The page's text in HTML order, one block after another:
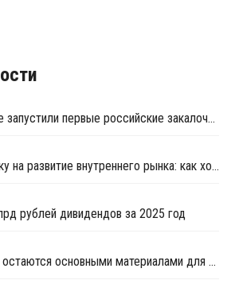
На Казаньоргсинтезе запустили первые российские закалочно-испарительные аппараты
СИБУР делает ставку на развитие внутреннего рынка: как холдинг стимулирует спрос на полимеры в ритейле
рублей дивидендов за 2025 год
ПВХ и поликарбонат остаются основными материалами для производства банковских карт